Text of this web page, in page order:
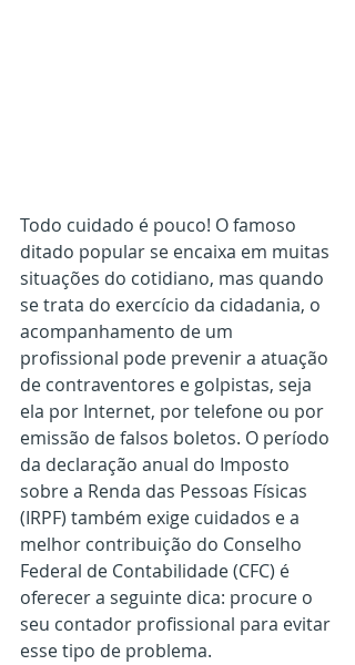
Todo cuidado é pouco! O famoso
ditado popular se encaixa em muitas
situações do cotidiano, mas quando
se trata do exercício da cidadania, o
acompanhamento de um
profissional pode prevenir a atuação
de contraventores e golpistas, seja
ela por Internet, por telefone ou por
emissão de falsos boletos. O período
da declaração anual do Imposto
sobre a Renda das Pessoas Físicas
(IRPF) também exige cuidados e a
melhor contribuição do Conselho
Federal de Contabilidade (CFC) é
oferecer a seguinte dica: procure o
seu contador profissional para evitar
esse tipo de problema.